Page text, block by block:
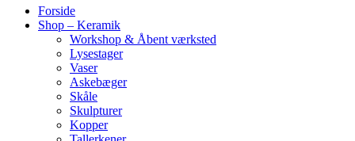
Forside
Shop – Keramik
Workshop & Åbent værksted
Lysestager
Vaser
Askebæger
Skåle
Skulpturer
Kopper